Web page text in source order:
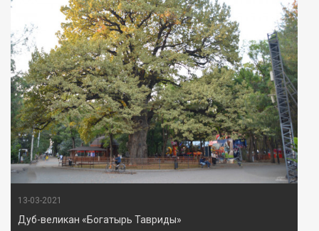
13-03-2021
Дуб-великан «Богатырь Тавриды»